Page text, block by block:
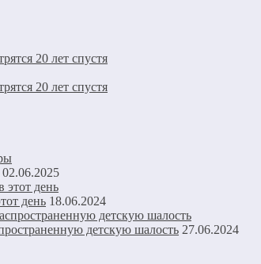
20 лет спустя
20 лет спустя
02.06.2025
день 18.06.2024
детскую шалость 27.06.2024